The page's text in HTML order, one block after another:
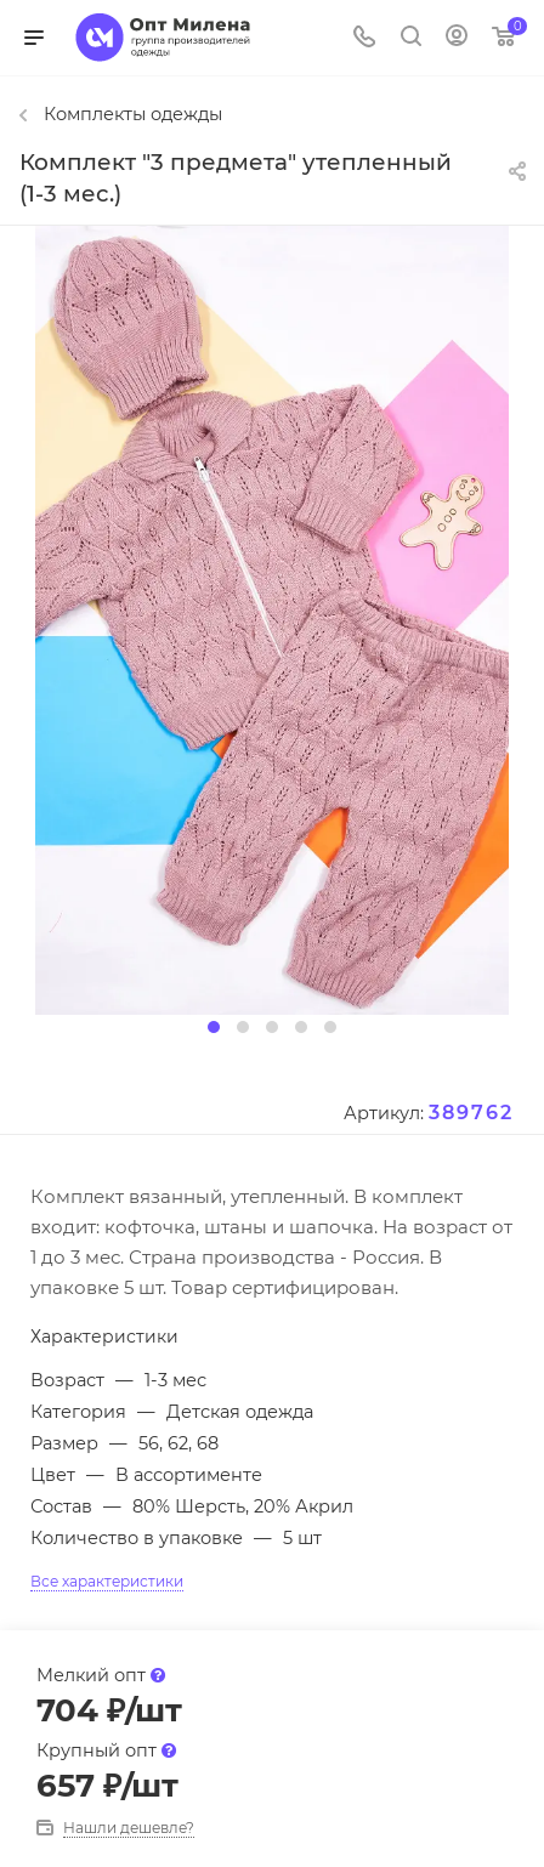
0
Комплекты одежды
Комплект "3 предмета" утепленный
(1-3 мес.)
Артикул: 389762
Комплект вязанный, утепленный. В комплект
входит: кофточка, штаны и шапочка. На возраст от
1 до 3 мес. Страна производства - Россия. В
упаковке 5 шт. Товар сертифицирован.
Характеристики
Возраст — 1-3 мес
Категория — Детская одежда
Размер — 56, 62, 68
Цвет — В ассортименте
Состав — 80% Шерсть, 20% Акрил
Количество в упаковке — 5 шт
Все характеристики
Мелкий опт
704 ₽/шт
Крупный опт
657 ₽/шт
Нашли дешевле?